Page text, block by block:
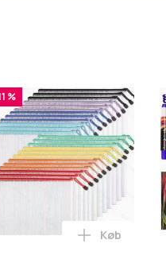
med lys USB bordplade
til Worx trådtrimmer i
%
Læg Tykke
Køb